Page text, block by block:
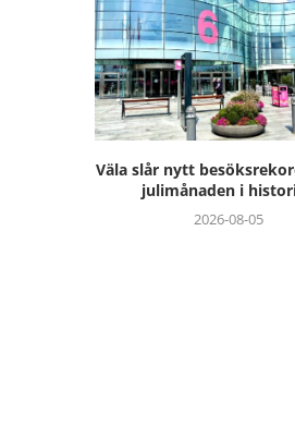
Väla slår nytt
julimånaden i
2026-08-05